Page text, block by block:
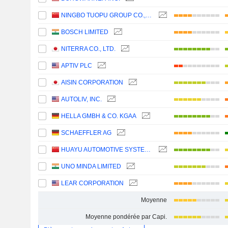
NINGBO TUOPU GROUP CO.,LTD.
BOSCH LIMITED
NITERRA CO., LTD.
APTIV PLC
AISIN CORPORATION
AUTOLIV, INC.
HELLA GMBH & CO. KGAA
SCHAEFFLER AG
HUAYU AUTOMOTIVE SYSTEMS COMPANY LIMITED
UNO MINDA LIMITED
LEAR CORPORATION
Moyenne
Moyenne pondérée par Capi.